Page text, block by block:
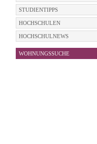
STUDIENTIPPS
HOCHSCHULEN
HOCHSCHULNEWS
WOHNUNGSSUCHE